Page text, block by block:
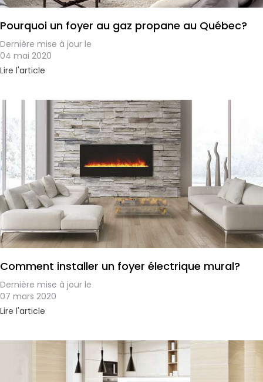
Pourquoi un foyer au gaz propane au Québec?
Dernière mise à jour le
04 mai 2020
Lire l'article
Comment installer un foyer électrique mural?
Dernière mise à jour le
07 mars 2020
Lire l'article